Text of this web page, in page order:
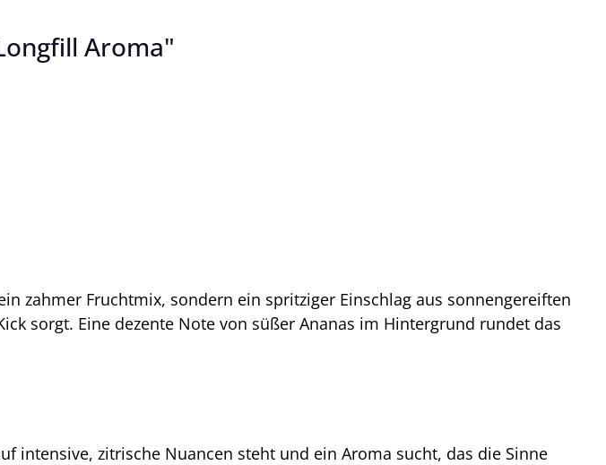
Aroma"
zahmer Fruchtmix, sondern ein spritziger Einschlag aus sonnengereiften
sorgt. Eine dezente Note von süßer Ananas im Hintergrund rundet das
intensive, zitrische Nuancen steht und ein Aroma sucht, das die Sinne